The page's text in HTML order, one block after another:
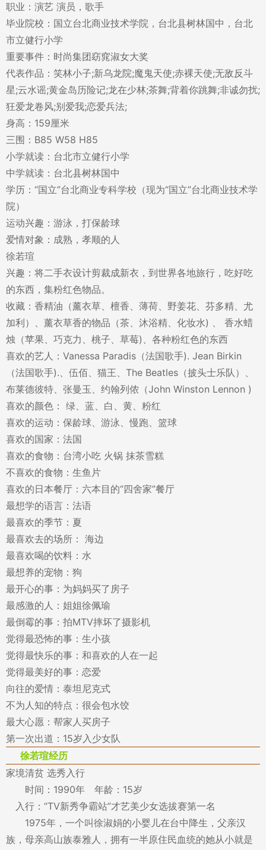
职业：演艺 演员，歌手
毕业院校：国立台北商业技术学院，台北县树林国中，台北
市立健行小学
重要事件：时尚集团窈窕淑女大奖
代表作品：笑林小子;新乌龙院;魔鬼天使;赤裸天使;无敌反斗
星;云水谣;黄金岛历险记;龙在少林;茶舞;背着你跳舞;非诚勿扰;
狂爱龙卷风;别爱我;恋爱兵法;
身高：159厘米
三围：B85 W58 H85
小学就读：台北市立健行小学
中学就读：台北县树林国中
学历：“国立”台北商业专科学校（现为“国立”台北商业技术学
院）
运动兴趣：游泳，打保龄球
爱情对象：成熟，孝顺的人
徐若瑄
兴趣：将二手衣设计剪裁成新衣，到世界各地旅行，吃好吃
的东西，集粉红色物品。
收藏：香精油（薰衣草、檀香、薄荷、野姜花、芬多精、尤
加利）、薰衣草香的物品（茶、沐浴精、化妆水) 、 香水蜡
烛（苹果、巧克力、桃子、草莓)、各种粉红色的东西
喜欢的艺人：Vanessa Paradis（法国歌手). Jean Birkin
（法国歌手).、伍佰、猫王、The Beatles（披头士乐队）、
布莱德彼特、张曼玉、约翰列侬（John Winston Lennon )
喜欢的颜色： 绿、蓝、白、黄、粉红
喜欢的运动：保龄球、游泳、慢跑、篮球
喜欢的国家：法国
喜欢的食物：台湾小吃 火锅 抹茶雪糕
不喜欢的食物：生鱼片
喜欢的日本餐厅：六本目的“四舍家”餐厅
最想学的语言：法语
最喜欢的季节：夏
最喜欢去的场所： 海边
最喜欢喝的饮料：水
最想养的宠物：狗
最开心的事：为妈妈买了房子
最感激的人：姐姐徐佩瑜
最倒霉的事：拍MTV摔坏了摄影机
觉得最恐怖的事：生小孩
觉得最快乐的事：和喜欢的人在一起
觉得最美好的事：恋爱
向往的爱情：泰坦尼克式
不为人知的特点：很会包水饺
最大心愿：帮家人买房子
第一次出道：15岁入少女队
徐若瑄经历
家境清贫 选秀入行
时间：1990年 年龄：15岁
入行：“TV新秀争霸站”才艺美少女选拔赛第一名
1975年，一个叫徐淑娟的小婴儿在台中降生，父亲汉
族，母亲高山族泰雅人，拥有一半原住民血统的她从小就是